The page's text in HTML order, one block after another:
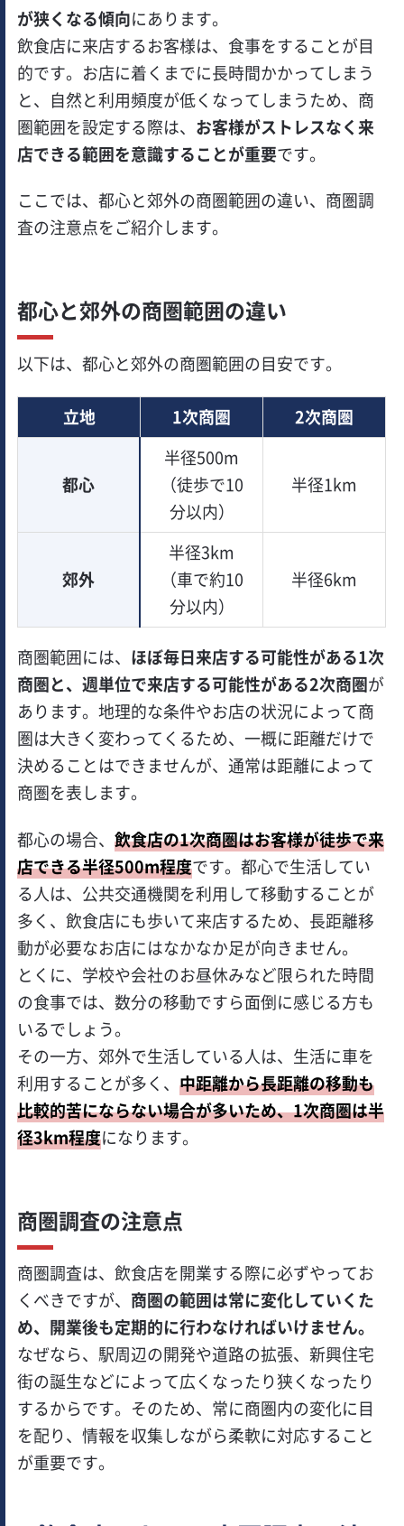
が狭くなる傾向にあります。
飲食店に来店するお客様は、食事をすることが目
的です。お店に着くまでに長時間かかってしまう
と、自然と利用頻度が低くなってしまうため、商
圏範囲を設定する際は、 お客様がストレスなく来
店できる範囲を意識することが重要です。
ここでは、都心と郊外の商圏範囲の違い、商圏調
査の注意点をご紹介します。
都心と郊外の商圏範囲の違い
以下は、都心と郊外の商圏範囲の目安です。
立地 1次商圏 2次商圏
都心
半径500m
（徒歩で10
分以内）
半径1km
郊外
半径3km
（車で約10
分以内）
半径6km
商圏範囲には、 ほぼ毎日来店する可能性がある1次
商圏と、週単位で来店する可能性がある2次商圏が
あります。地理的な条件やお店の状況によって商
圏は大きく変わってくるため、一概に距離だけで
決めることはできませんが、通常は距離によって
商圏を表します。
都心の場合、飲食店の1次商圏はお客様が徒歩で来
店できる半径500m程度です。都心で生活してい
る人は、公共交通機関を利用して移動することが
多く、飲食店にも歩いて来店するため、長距離移
動が必要なお店にはなかなか足が向きません。
とくに、学校や会社のお昼休みなど限られた時間
の食事では、数分の移動ですら面倒に感じる方も
いるでしょう。
その一方、郊外で生活している人は、生活に車を
利用することが多く、中距離から長距離の移動も
比較的苦にならない場合が多いため、1次商圏は半
径3km程度になります。
商圏調査の注意点
商圏調査は、飲食店を開業する際に必ずやってお
くべきですが、 商圏の範囲は常に変化していくた
め、開業後も定期的に行わなければいけません。
なぜなら、駅周辺の開発や道路の拡張、新興住宅
街の誕生などによって広くなったり狭くなったり
するからです。そのため、常に商圏内の変化に目
を配り、情報を収集しながら柔軟に対応すること
が重要です。